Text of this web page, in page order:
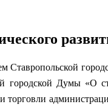
Ставропольской
городской Думы «О
торговли